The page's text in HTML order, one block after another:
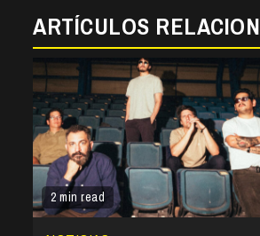
ARTÍCULOS
2 min read